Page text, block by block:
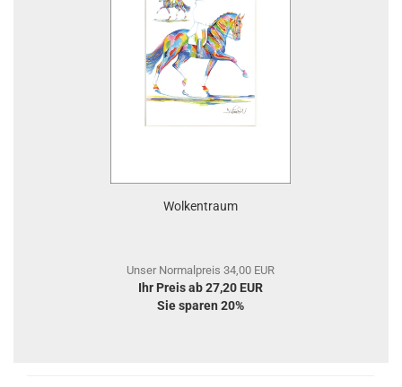
Wolkentraum
Unser Normalpreis 34,00 EUR
Ihr Preis ab 27,20 EUR
Sie sparen 20%